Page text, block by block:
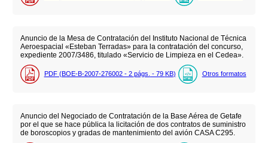
Anuncio de la Mesa de Contratación del Instituto Nacional de Técnica
Aeroespacial «Esteban Terradas» para la contratación del concurso,
expediente 2007/3486, titulado «Servicio de Limpieza en el Cedea».
PDF (BOE-B-2007-276002 - 2 págs. - 79 KB) Otros formatos
Anuncio del Negociado de Contratación de la Base Aérea de Getafe
por el que se hace pública la licitación de dos contratos de suministro
de boroscopios y gradas de mantenimiento del avión CASA C295.